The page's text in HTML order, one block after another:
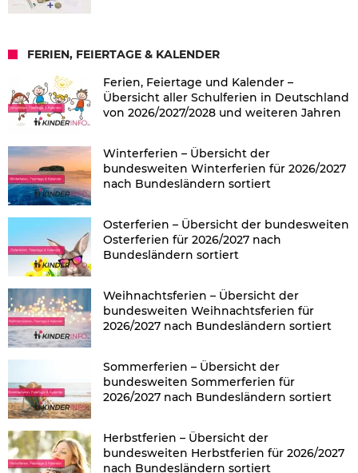
FERIEN, FEIERTAGE & KALENDER
Ferien, Feiertage und Kalender –
Übersicht aller Schulferien in Deutschland
von 2026/2027/2028 und weiteren Jahren
Winterferien – Übersicht der
bundesweiten Winterferien für 2026/2027
nach Bundesländern sortiert
Osterferien – Übersicht der bundesweiten
Osterferien für 2026/2027 nach
Bundesländern sortiert
Weihnachtsferien – Übersicht der
bundesweiten Weihnachtsferien für
2026/2027 nach Bundesländern sortiert
Sommerferien – Übersicht der
bundesweiten Sommerferien für
2026/2027 nach Bundesländern sortiert
Herbstferien – Übersicht der
bundesweiten Herbstferien für 2026/2027
nach Bundesländern sortiert